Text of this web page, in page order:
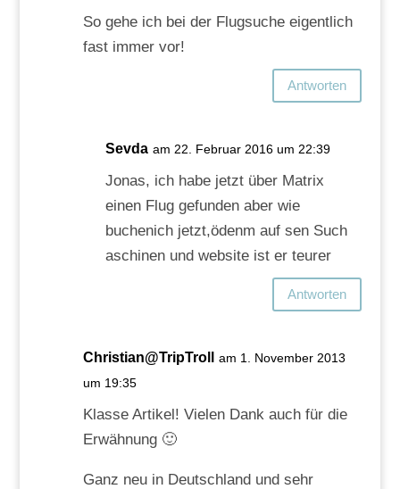
So gehe ich bei der Flugsuche eigentlich
fast immer vor!
Antworten
Sevda am 22. Februar 2016 um 22:39
Jonas, ich habe jetzt über Matrix
einen Flug gefunden aber wie
buchenich jetzt,ödenm auf sen Such
aschinen und website ist er teurer
Antworten
Christian@TripTroll
am 1. November 2013
um 19:35
Klasse Artikel! Vielen Dank auch für die
Erwähnung 🙂
Ganz neu in Deutschland und sehr